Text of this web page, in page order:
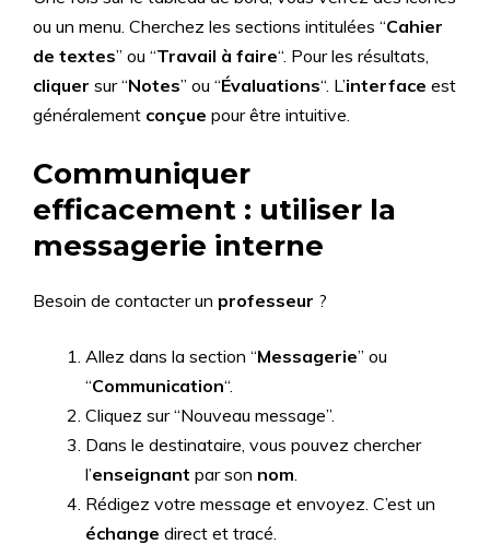
ou un menu. Cherchez les sections intitulées “Cahier
de textes” ou “Travail à faire“. Pour les résultats,
cliquer sur “Notes” ou “Évaluations“. L’interface est
généralement conçue pour être intuitive.
Communiquer
efficacement : utiliser la
messagerie interne
Besoin de contacter un professeur ?
Allez dans la section “Messagerie” ou
“Communication“.
Cliquez sur “Nouveau message”.
Dans le destinataire, vous pouvez chercher
l’enseignant par son nom.
Rédigez votre message et envoyez. C’est un
échange direct et tracé.